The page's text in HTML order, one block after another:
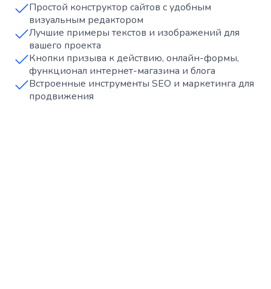
Простой конструктор сайтов с удобным
визуальным редактором
Лучшие примеры текстов и изображений для
вашего проекта
Кнопки призыва к действию, онлайн-формы,
функционал интернет-магазина и блога
Встроенные инструменты SEO и маркетинга для
продвижения